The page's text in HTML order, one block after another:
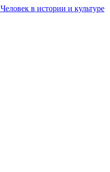
Человек в истории и культуре